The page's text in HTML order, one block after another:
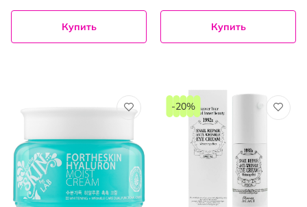
Купить Купить
-20%